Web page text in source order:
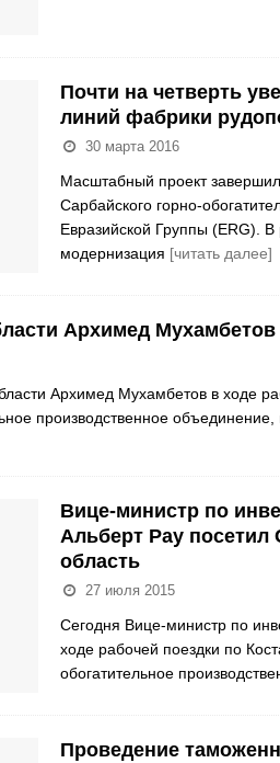
Почти на четверть
линий фабрики
30 марта 2016
Масштабный проект
Сарбайского горно-
Евразийской Группы (ERG).
модернизация [читать далее]
Архимед
Архимед Мухамбетов в ходе
производственное
Вице-министр по
Альберт Рау посетил
область
27 июля 2015
Сегодня Вице-министр по
ходе рабочей поездки по
обогатительное
Проведение